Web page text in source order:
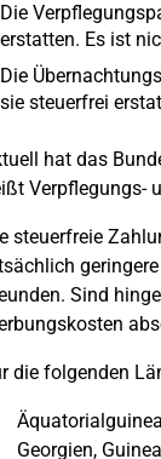
Die
erstatten. Es ist
Die
sie steuerfrei
hat das
Verpflegungs-
steuerfreie
Sind
die folgenden
Georgien,